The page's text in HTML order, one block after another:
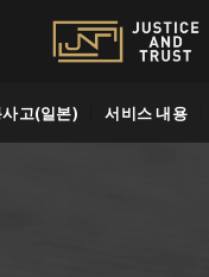
고(일본) 서비스 내용